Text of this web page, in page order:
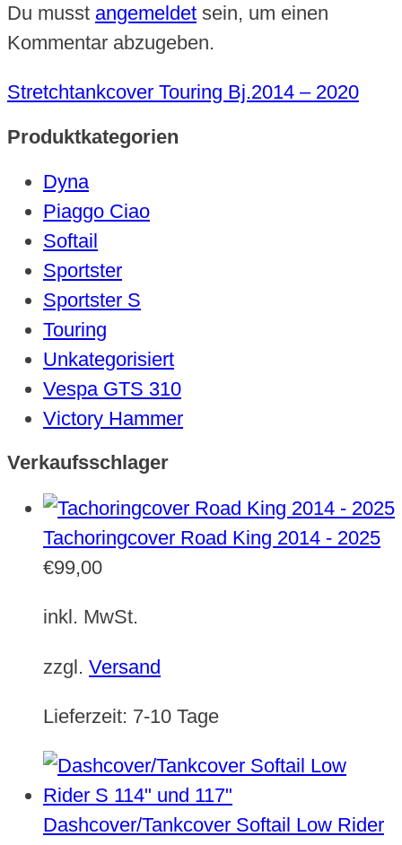
Du musst angemeldet sein, um einen
Kommentar abzugeben.
Stretchtankcover Touring Bj.2014 – 2020
Produktkategorien
Dyna
Piaggo Ciao
Softail
Sportster
Sportster S
Touring
Unkategorisiert
Vespa GTS 310
Victory Hammer
Verkaufsschlager
Tachoringcover Road King 2014 - 2025
€99,00
inkl. MwSt.
zzgl. Versand
Lieferzeit: 7-10 Tage
Dashcover/Tankcover Softail Low Rider